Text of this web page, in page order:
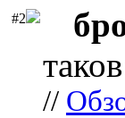
#2
//